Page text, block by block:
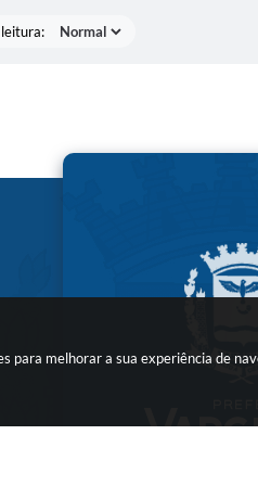
para melhorar a sua experiência de